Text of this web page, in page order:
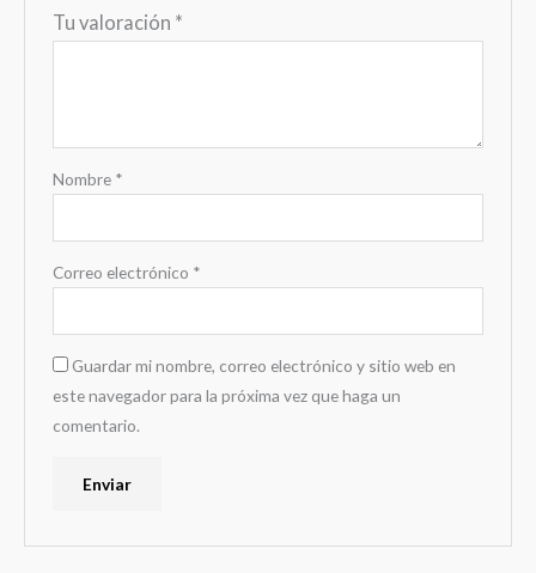
Tu valoración *
Nombre *
Correo electrónico *
Guardar mi nombre, correo electrónico y sitio web en
este navegador para la próxima vez que haga un
comentario.